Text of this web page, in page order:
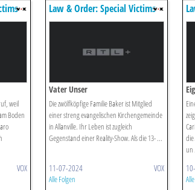
weil
Boden
VOX
Law & Order: Special Victims
Unit
Vater Unser
Die zwölfköpfige Familie Baker ist Mitglied
einer streng evangelischen Kirchengemeinde
in Allanville. Ihr Leben ist zugleich
Gegenstand einer Reality-Show. Als die 13- ...
11-07-2024 VOX
Alle Folgen
un